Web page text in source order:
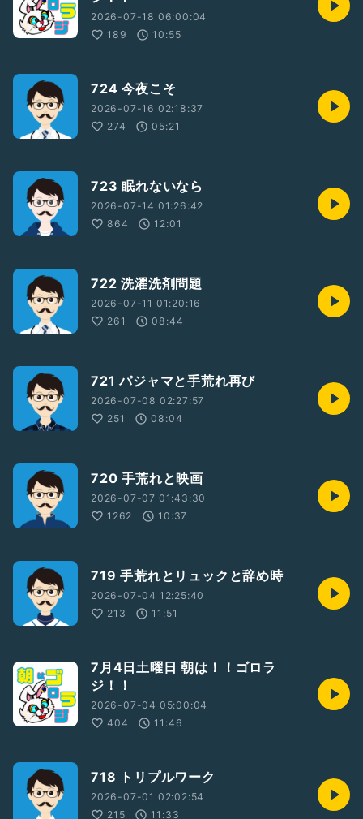
2026-07-18 06:00:04
189
10:55
724 今夜こそ
2026-07-16 02:18:37
274
05:21
723 眠れないなら
2026-07-14 01:26:42
864
12:01
722 洗濯洗剤問題
2026-07-11 01:20:16
261
08:44
721 パジャマと手荒れ再び
2026-07-08 02:27:57
251
08:04
720 手荒れと映画
2026-07-07 01:43:30
1262
10:37
719 手荒れとリュックと辞め時
2026-07-04 12:25:40
213
11:51
7月4日土曜日 朝は！！ゴロラ
ジ！！
2026-07-04 05:00:04
404
11:46
718 トリプルワーク
2026-07-01 02:02:54
215
11:33